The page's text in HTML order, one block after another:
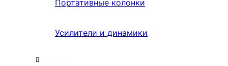
Портативные колонки
Усилители и динамики